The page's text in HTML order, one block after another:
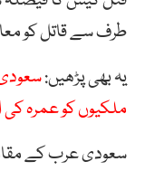
طرف سے قاتل کو
یہ بھی پڑھیں:
ملکیوں کو عمرہ
سعودی عرب کے